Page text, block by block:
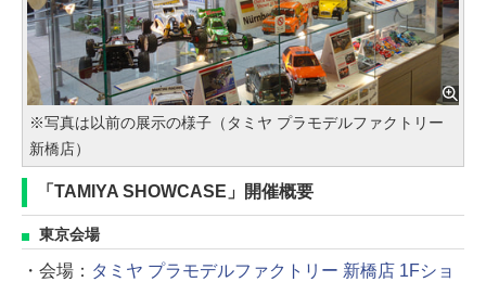
※写真は以前の展示の様子（タミヤ プラモデルファクトリー
新橋店）
「TAMIYA SHOWCASE」開催概要
東京会場
・会場： タミヤ プラモデルファクトリー 新橋店 1Fショ